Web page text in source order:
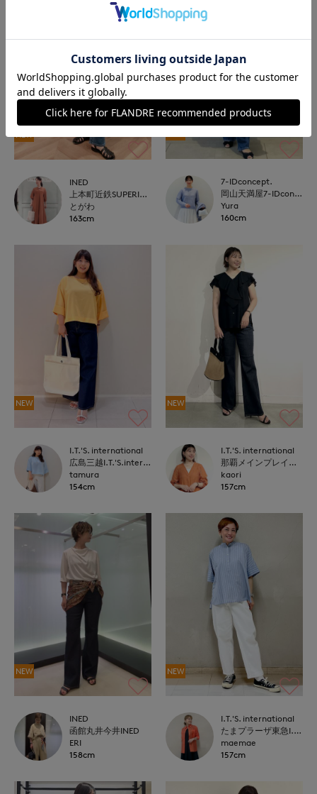
INED
上本町近鉄SUPERIORCLOSET
とがわ
163cm
7-IDconcept.
岡山天満屋7-IDconcept.
Yura
160cm
NEW
I.T.'S. international
広島三越I.T.'S.international
tamura
154cm
NEW
I.T.'S. international
那覇メインプレイスI.T.'S.international
kaori
157cm
NEW
INED
函館丸井今井INED
ERI
158cm
NEW
I.T.'S. international
たまプラーザ東急I.T.'S.international
maemae
157cm